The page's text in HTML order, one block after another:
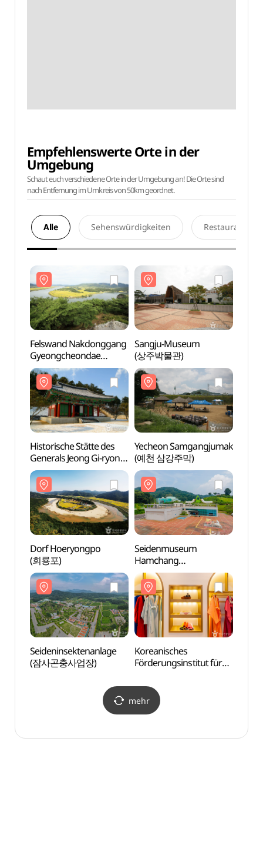
Empfehlenswerte Orte in der
Umgebung
Schaut euch verschiedene Orte in der Umgebung an! Die Orte sind
nach Entfernung im Umkreis von 50km geordnet.
Alle Sehenswürdigkeiten Restaurants
Felswand Nakdonggang
Gyeongcheondae
(낙동강 경천대(경천대
전망대))
Sangju-Museum
(상주박물관)
Historische Stätte des
Generals Jeong Gi-ryong
(Tempel Chunguisa)
(정기룡장군유적지
(충의사))
Yecheon Samgangjumak
(예천 삼강주막)
Dorf Hoeryongpo
(회룡포)
Seidenmuseum
Hamchang
(함창명주박물관)
Seideninsektenanlage
(잠사곤충사업장)
Koreanisches
Förderungsinstitut für
(한국한복진흥원)
mehr